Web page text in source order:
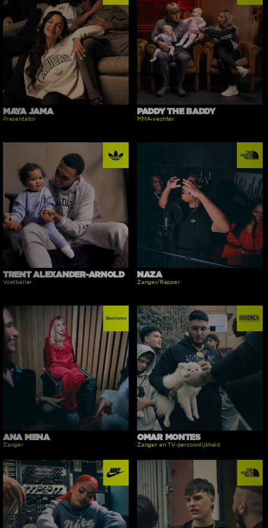
MAYA JAMA
Presentator
PADDY THE BADDY
MMA-vechter
TRENT ALEXANDER-ARNOLD
Voetballer
NAZA
Zanger/Rapper
ANA MENA
Zanger
OMAR MONTES
Zanger en TV-persoonlijkheid